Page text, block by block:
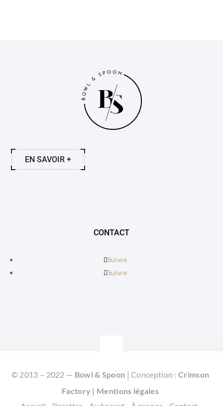
EN SAVOIR +
CONTACT
Suivre
Suivre
© 2013 – 2022 — Bowl & Spoon | Conception :Crimson
Factory | Mentions légales